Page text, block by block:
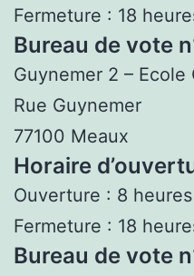
Fermeture : 18
Bureau de vote
Guynemer 2 – Ecole
Rue Guynemer
77100 Meaux
Horaire
Ouverture : 8 heures
Fermeture : 18
Bureau de vote